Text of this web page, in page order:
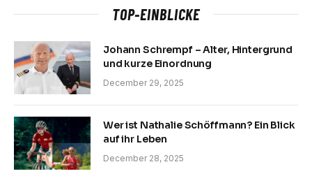
TOP-EINBLICKE
Johann Schrempf – Alter, Hintergrund
und kurze Einordnung
December 29, 2025
Wer ist Nathalie Schöffmann? Ein Blick
auf ihr Leben
December 28, 2025